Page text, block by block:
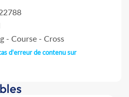
- Course - Cross
d'erreur de contenu sur